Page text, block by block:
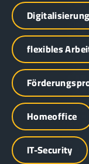
Digitalisierung
flexibles
Homeoffice
IT-Security